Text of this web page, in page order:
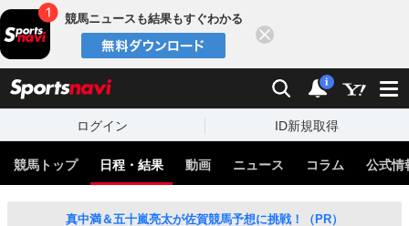
競馬ニュースも結果もすぐわかる
検索 通知
i
ログイン ID新規取得
競馬トップ 日程・結果 動画 ニュース コラム 公式情
真中満＆五十嵐亮太が佐賀競馬予想に挑戦！（PR）